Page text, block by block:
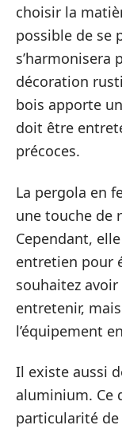
choisir la
possible de se
s’harmonisera
décoration
bois apporte
doit être
précoces.
La pergola en
une touche de
Cependant,
entretien pour
souhaitez
entretenir,
l’équipement
Il existe aussi
aluminium. Ce
particularité